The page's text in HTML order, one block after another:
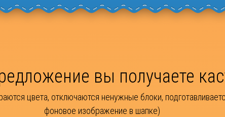
вы получаете
цвета, отключаются ненужные блоки,
фоновое изображение в шапке)